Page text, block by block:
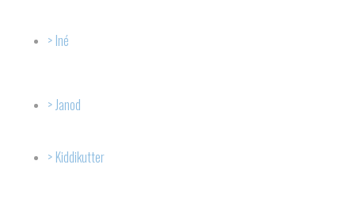
Iné
Janod
Kiddikutter